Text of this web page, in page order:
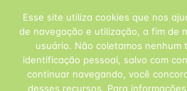
Esse site utiliza cookies que nos
de navegação e utilização, a fim de
usuário. Não coletamos nenhum
identificação pessoal, salvo com
continuar navegando, você
desses recursos. Para